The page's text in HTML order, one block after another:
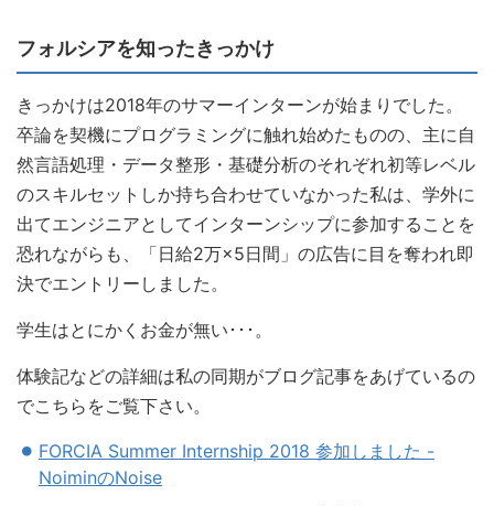
フォルシアを知ったきっかけ
きっかけは2018年のサマーインターンが始まりでした。
卒論を契機にプログラミングに触れ始めたものの、主に自
然言語処理・データ整形・基礎分析のそれぞれ初等レベル
のスキルセットしか持ち合わせていなかった私は、学外に
出てエンジニアとしてインターンシップに参加することを
恐れながらも、「日給2万×5日間」の広告に目を奪われ即
決でエントリーしました。
学生はとにかくお金が無い･･･。
体験記などの詳細は私の同期がブログ記事をあげているの
でこちらをご覧下さい。
FORCIA Summer Internship 2018 参加しました -
NoiminのNoise